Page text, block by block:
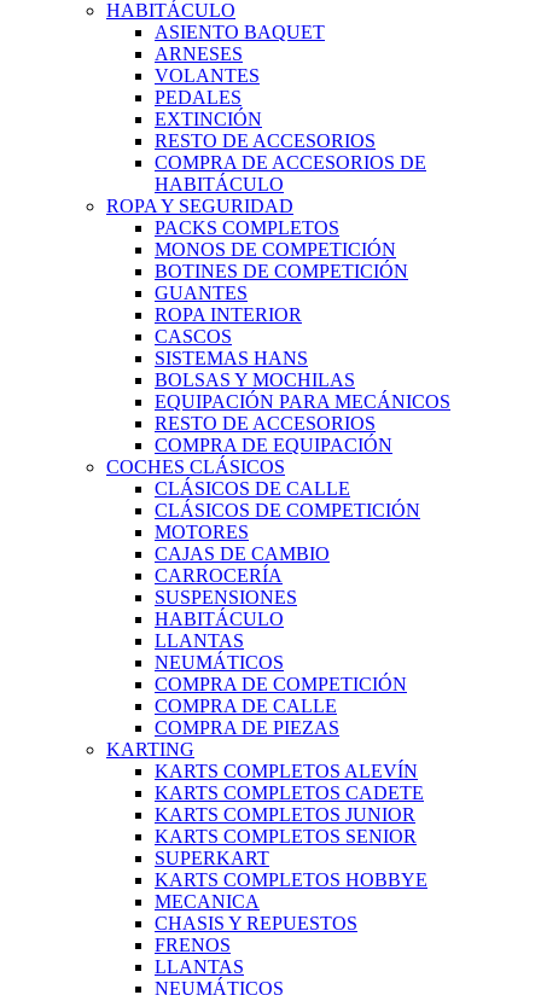
HABITÁCULO
ASIENTO BAQUET
ARNESES
VOLANTES
PEDALES
EXTINCIÓN
RESTO DE ACCESORIOS
COMPRA DE ACCESORIOS DE
HABITÁCULO
ROPA Y SEGURIDAD
PACKS COMPLETOS
MONOS DE COMPETICIÓN
BOTINES DE COMPETICIÓN
GUANTES
ROPA INTERIOR
CASCOS
SISTEMAS HANS
BOLSAS Y MOCHILAS
EQUIPACIÓN PARA MECÁNICOS
RESTO DE ACCESORIOS
COMPRA DE EQUIPACIÓN
COCHES CLÁSICOS
CLÁSICOS DE CALLE
CLÁSICOS DE COMPETICIÓN
MOTORES
CAJAS DE CAMBIO
CARROCERÍA
SUSPENSIONES
HABITÁCULO
LLANTAS
NEUMÁTICOS
COMPRA DE COMPETICIÓN
COMPRA DE CALLE
COMPRA DE PIEZAS
KARTING
KARTS COMPLETOS ALEVÍN
KARTS COMPLETOS CADETE
KARTS COMPLETOS JUNIOR
KARTS COMPLETOS SENIOR
SUPERKART
KARTS COMPLETOS HOBBYE
MECANICA
CHASIS Y REPUESTOS
FRENOS
LLANTAS
NEUMÁTICOS